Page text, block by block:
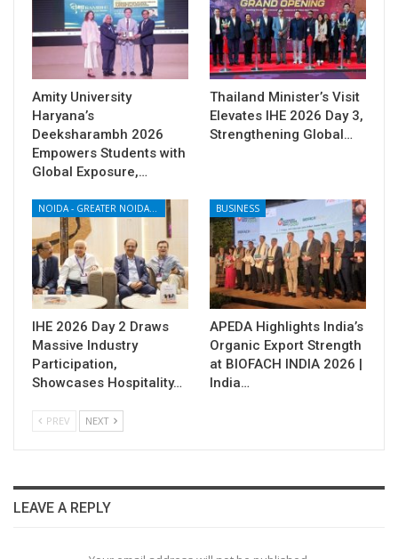
Amity University
Haryana’s
Deeksharambh 2026
Empowers Students with
Global Exposure,…
Thailand Minister’s Visit
Elevates IHE 2026 Day 3,
Strengthening Global…
NOIDA - GREATER NOIDA - YAMUNA EXPRESSWAY
IHE 2026 Day 2 Draws
Massive Industry
Participation,
Showcases Hospitality…
BUSINESS
APEDA Highlights India’s
Organic Export Strength
at BIOFACH INDIA 2026 |
India…
PREV NEXT
LEAVE A REPLY